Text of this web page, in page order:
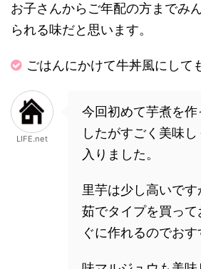
お子さんからご年配の方までみ
られる味だと思います。
ごはんにかけて牛丼風にして
LIFE.net
今回初めて芋煮を作
したがすごく美味
入りました。
里芋は少し高いで
茹でタイプを買っ
ぐに作れるのでおす